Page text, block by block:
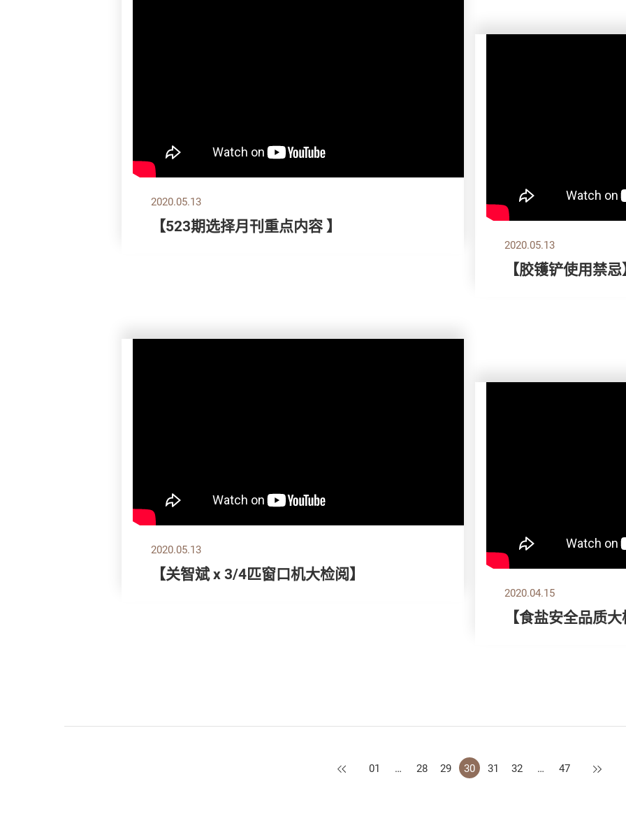
2020.05.13
【523期选择月刊重点内容 】
2020.05.13
【胶镬铲使用禁
2020.05.13
【关智斌 x 3/4匹窗口机大检阅】
2020.04.15
【食盐安全品质
上一页
01 … 28 29 30 31 32 … 47 下一页